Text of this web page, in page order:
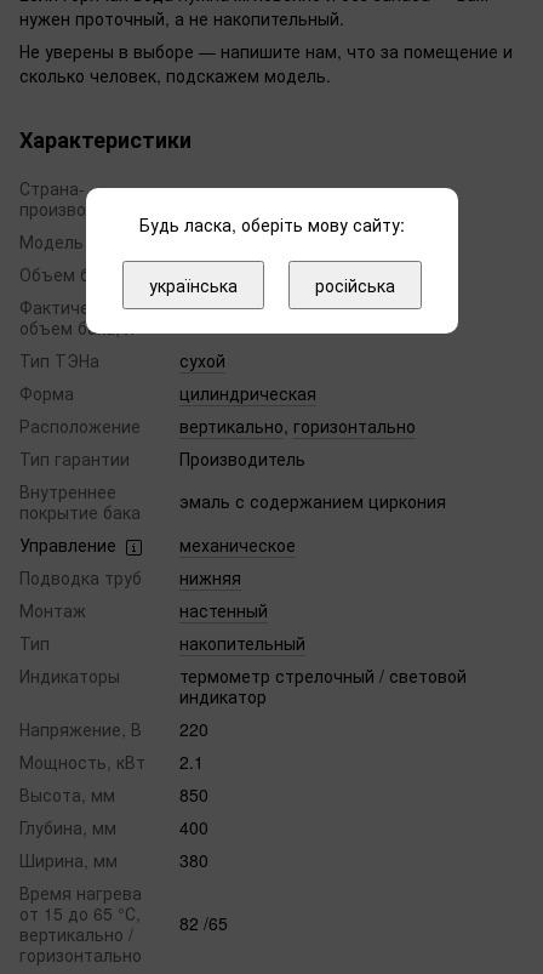
нужен проточный, а не накопительный.
Не уверены в выборе — напишите нам, что за помещение и
сколько человек, подскажем модель.
Характеристики
Страна-
производитель
Модель
Steatite Slim
Объем бака, л
50
Фактический
объем бака, л
50
Тип ТЭНа
сухой
Форма
цилиндрическая
Расположение
вертикально, горизонтально
Тип гарантии
Производитель
Внутреннее
покрытие бака
эмаль с содержанием циркония
Управление
механическое
Подводка труб
нижняя
Монтаж
настенный
Тип
накопительный
Индикаторы
термометр стрелочный / световой
индикатор
Напряжение, В
220
Мощность, кВт
2.1
Высота, мм
850
Глубина, мм
400
Ширина, мм
380
Время нагрева
от 15 до 65 °С,
вертикально /
горизонтально
82 /65
Будь ласка, оберіть мову сайту:
українська російська